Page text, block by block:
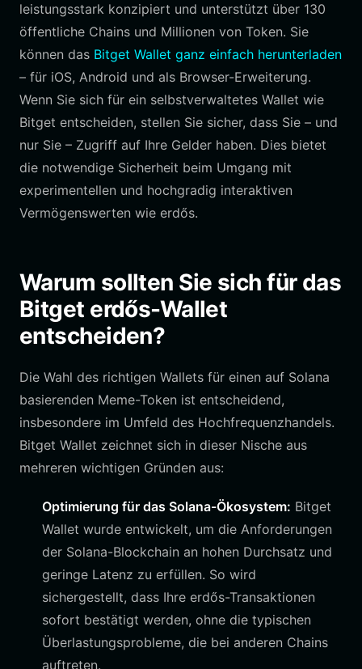
leistungsstark konzipiert und unterstützt über 130
öffentliche Chains und Millionen von Token. Sie
können das Bitget Wallet ganz einfach herunterladen
– für iOS, Android und als Browser-Erweiterung.
Wenn Sie sich für ein selbstverwaltetes Wallet wie
Bitget entscheiden, stellen Sie sicher, dass Sie – und
nur Sie – Zugriff auf Ihre Gelder haben. Dies bietet
die notwendige Sicherheit beim Umgang mit
experimentellen und hochgradig interaktiven
Vermögenswerten wie erdős.
Warum sollten Sie sich für das
Bitget erdős-Wallet
entscheiden?
Die Wahl des richtigen Wallets für einen auf Solana
basierenden Meme-Token ist entscheidend,
insbesondere im Umfeld des Hochfrequenzhandels.
Bitget Wallet zeichnet sich in dieser Nische aus
mehreren wichtigen Gründen aus:
Optimierung für das Solana-Ökosystem: Bitget
Wallet wurde entwickelt, um die Anforderungen
der Solana-Blockchain an hohen Durchsatz und
geringe Latenz zu erfüllen. So wird
sichergestellt, dass Ihre erdős-Transaktionen
sofort bestätigt werden, ohne die typischen
Überlastungsprobleme, die bei anderen Chains
auftreten.